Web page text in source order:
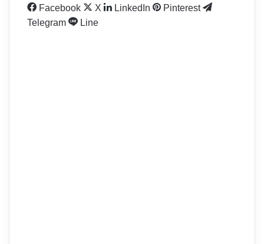
Facebook
X LinkedIn
Pinterest
Telegram
Line